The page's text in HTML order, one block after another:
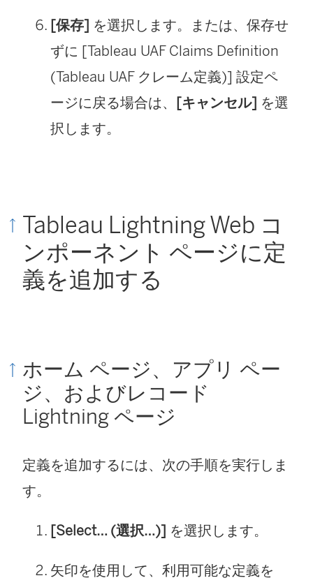
[保存] を選択します。または、保存せ
ずに [Tableau UAF Claims Definition
(Tableau UAF クレーム定義)] 設定ペ
ージに戻る場合は、 [キャンセル] を選
択します。
Tableau Lightning Web コ
ンポーネント ページに定
義を追加する
ホーム ページ、アプリ ペー
ジ、およびレコード
Lightning ページ
定義を追加するには、次の手順を実行しま
す。
[Select… (選択…)] を選択します。
矢印を使用して、利用可能な定義を